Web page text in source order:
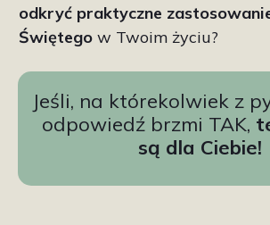
odkryć praktyczne
Świętego w Twoim życiu?
Jeśli, na którekolwiek z
odpowiedź brzmi TAK,
są dla Ciebie!